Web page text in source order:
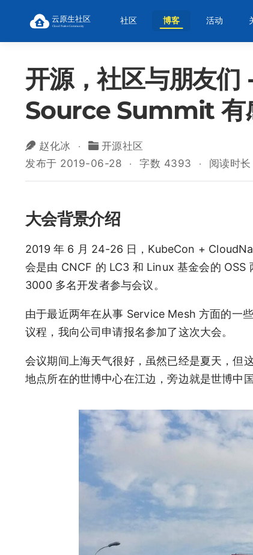
社区 博客 活动
开源，社区与朋友
Source Summit 有
赵化冰
开源社区
发布于 2019-06-28
字数 4393 阅读时
大会背景介绍
2019 年 6 月 24-26 日，KubeCon +
会是由 CNCF 的 LC3 和 Linux 基金会的 OSS
3000 多名开发者参与会议。
由于最近两年在从事 Service Mesh 方面的一
议程，我向公司申请报名参加了这次大会。
会议期间上海天气很好，虽然已经是夏天，但
地点所在的世博中心在江边，旁边就是世博中